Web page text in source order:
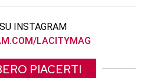
INSTAGRAM
LACITYMAG
PIACERTI